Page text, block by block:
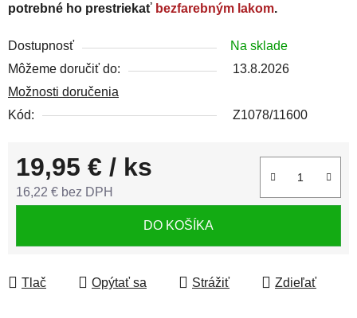
potrebné ho prestriekať bezfarebným lakom.
Dostupnosť
Na sklade
Môžeme doručiť do:
13.8.2026
Možnosti doručenia
Kód:
Z1078/11600
19,95 € / ks
16,22 € bez DPH
DO KOŠÍKA
Tlač Opýtať sa Strážiť Zdieľať